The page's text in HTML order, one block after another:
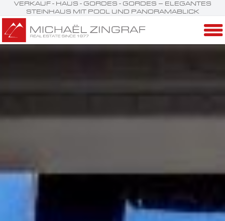
VERKAUF - HAUS - GORDES - GORDES – ELEGANTES
STEINHAUS MIT POOL UND PANORAMABLICK